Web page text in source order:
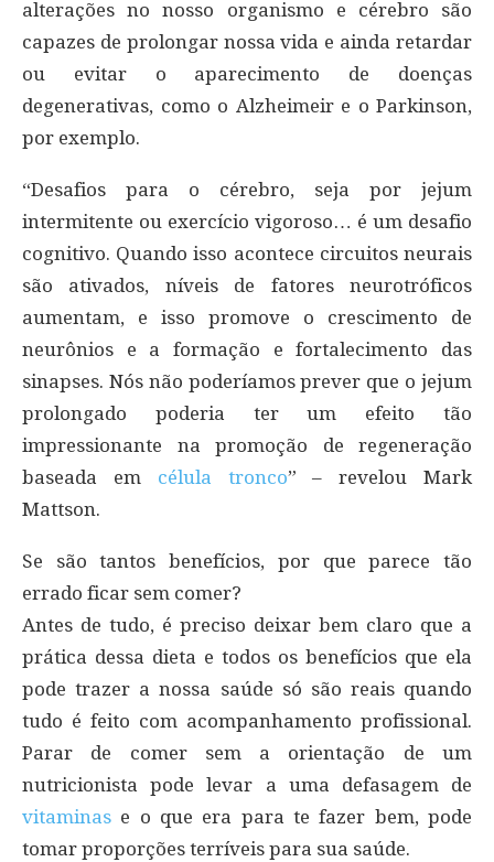
alterações no nosso organismo e cérebro são
capazes de prolongar nossa vida e ainda retardar
ou evitar o aparecimento de doenças
degenerativas, como o Alzheimeir e o Parkinson,
por exemplo.
“Desafios para o cérebro, seja por jejum
intermitente ou exercício vigoroso… é um desafio
cognitivo. Quando isso acontece circuitos neurais
são ativados, níveis de fatores neurotróficos
aumentam, e isso promove o crescimento de
neurônios e a formação e fortalecimento das
sinapses. Nós não poderíamos prever que o jejum
prolongado poderia ter um efeito tão
impressionante na promoção de regeneração
baseada em célula tronco” – revelou Mark
Mattson.
Se são tantos benefícios, por que parece tão
errado ficar sem comer?
Antes de tudo, é preciso deixar bem claro que a
prática dessa dieta e todos os benefícios que ela
pode trazer a nossa saúde só são reais quando
tudo é feito com acompanhamento profissional.
Parar de comer sem a orientação de um
nutricionista pode levar a uma defasagem de
vitaminas e o que era para te fazer bem, pode
tomar proporções terríveis para sua saúde.